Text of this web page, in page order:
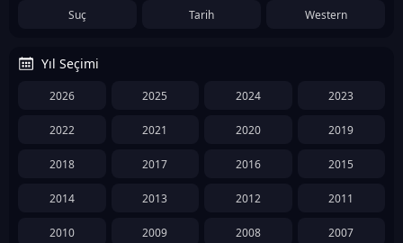
Suç Tarih Western
Yıl Seçimi
2026 2025 2024 2023
2022 2021 2020 2019
2018 2017 2016 2015
2014 2013 2012 2011
2010 2009 2008 2007